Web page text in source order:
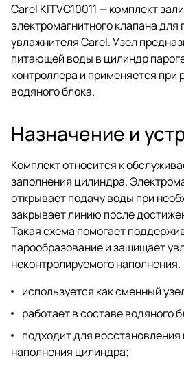
Carel KITVC10011 — комплект
электромагнитного клапана для
увлажнителя Carel. Узел
питающей воды в цилиндр
контроллера и применяется при
водяного блока.
Назначение и
Комплект относится к
заполнения цилиндра.
открывает подачу воды при
закрывает линию после
Такая схема помогает
парообразование и защищает
неконтролируемого наполнения.
используется как сменный
работает в составе водяного
подходит для восстановления
наполнения цилиндра;